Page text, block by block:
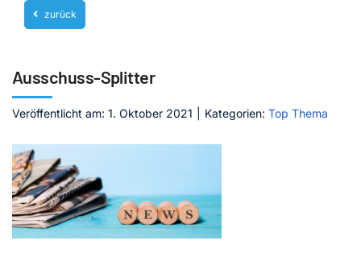
Blog
Service
Mediathek
Jetzt abonnieren
Kontakt
zurück
Ausschuss-Splitter
Veröffentlicht am: 1. Oktober 2021 Kategorien: Top Thema